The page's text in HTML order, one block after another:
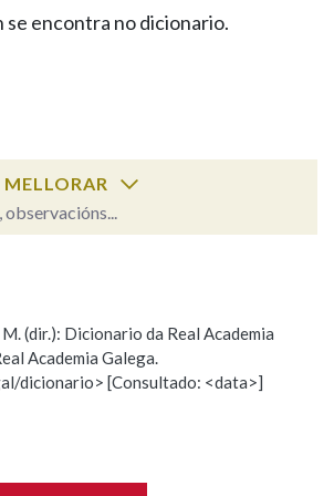
FIGURAS HOMENAXEADAS
PORTAL DAS PALABRAS
se encontra no dicionario.
observacións...
(dir.): Dicionario da Real Academia
Academia Galega.
dicionario> [Consultado: <data>]